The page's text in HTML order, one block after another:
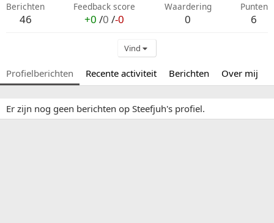
Berichten
46
Feedback score
+0 /0 /-0
Waardering
0
Punten
6
Vind
Profielberichten Recente activiteit Berichten Over mij
Er zijn nog geen berichten op Steefjuh's profiel.